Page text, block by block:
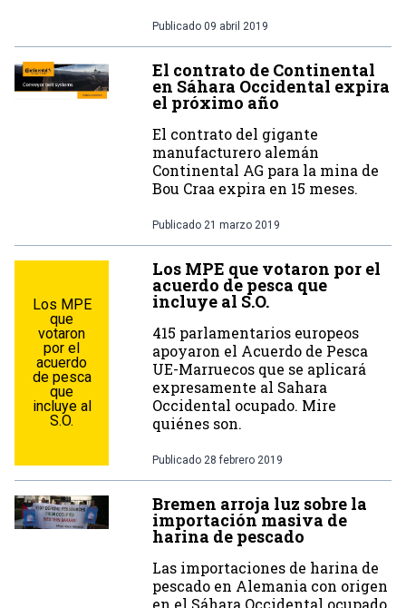
Publicado 09 abril 2019
El contrato de Continental
en Sáhara Occidental expira
el próximo año
El contrato del gigante
manufacturero alemán
Continental AG para la mina de
Bou Craa expira en 15 meses.
Publicado 21 marzo 2019
Los MPE
que
votaron
por el
acuerdo
de pesca
que
incluye al
S.O.
Los MPE que votaron por el
acuerdo de pesca que
incluye al S.O.
415 parlamentarios europeos
apoyaron el Acuerdo de Pesca
UE-Marruecos que se aplicará
expresamente al Sahara
Occidental ocupado. Mire
quiénes son.
Publicado 28 febrero 2019
Bremen arroja luz sobre la
importación masiva de
harina de pescado
Las importaciones de harina de
pescado en Alemania con origen
en el Sáhara Occidental ocupado